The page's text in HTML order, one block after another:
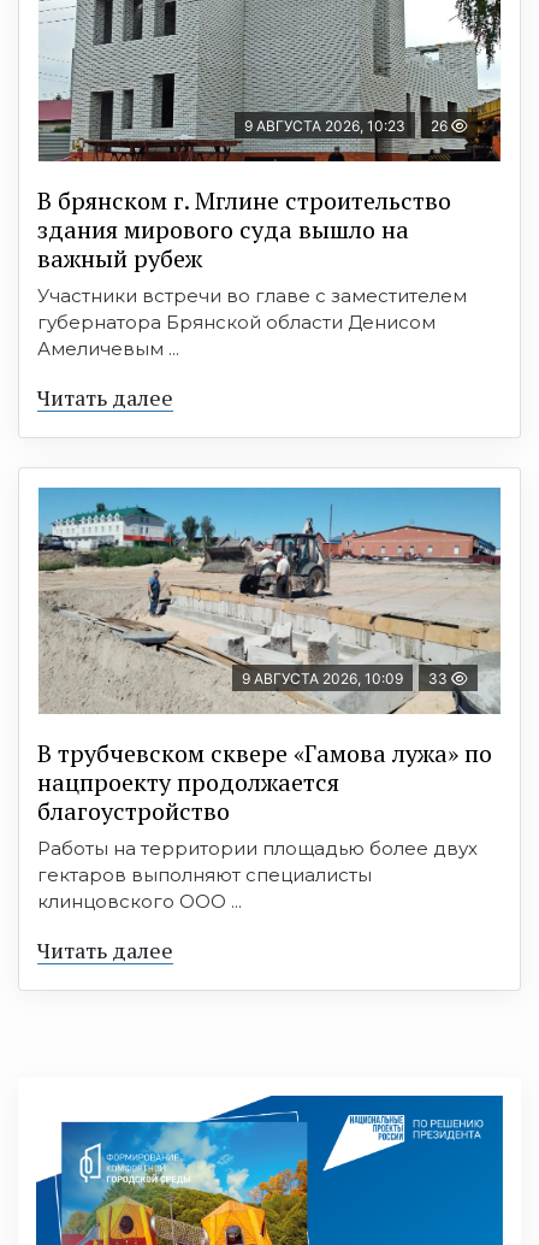
9 АВГУСТА 2026, 10:23 26
В брянском г. Мглине строительство
здания мирового суда вышло на
важный рубеж
Участники встречи во главе с заместителем
губернатора Брянской области Денисом
Амеличевым ...
Читать далее
9 АВГУСТА 2026, 10:09 33
В трубчевском сквере «Гамова лужа» по
нацпроекту продолжается
благоустройство
Работы на территории площадью более двух
гектаров выполняют специалисты
клинцовского ООО ...
Читать далее